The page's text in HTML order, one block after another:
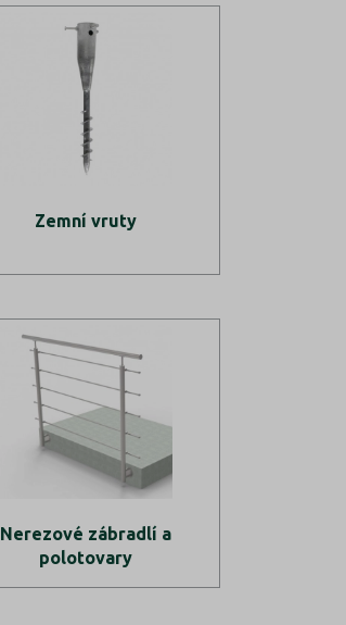
Zemní vruty
Nerezové zábradlí a
polotovary